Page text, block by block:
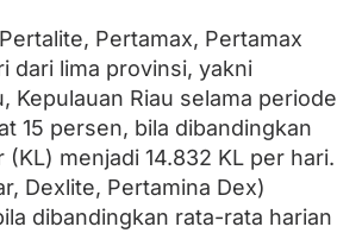
Pertamax, Pertamax
dari lima provinsi, yakni
Kepulauan Riau selama periode
15 persen, bila dibandingkan
menjadi 14.832 KL per hari.
Dexlite, Pertamina Dex)
dibandingkan rata-rata harian